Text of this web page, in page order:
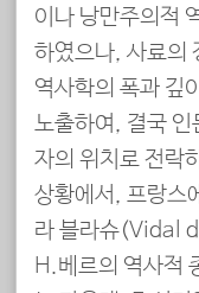
이나 낭만주의적
하였으나, 사료의
역사학의 폭과 깊
노출하여, 결국
자의 위치로 전락
상황에서, 프랑스
라 블라슈(Vidal
H.베르의 역사적